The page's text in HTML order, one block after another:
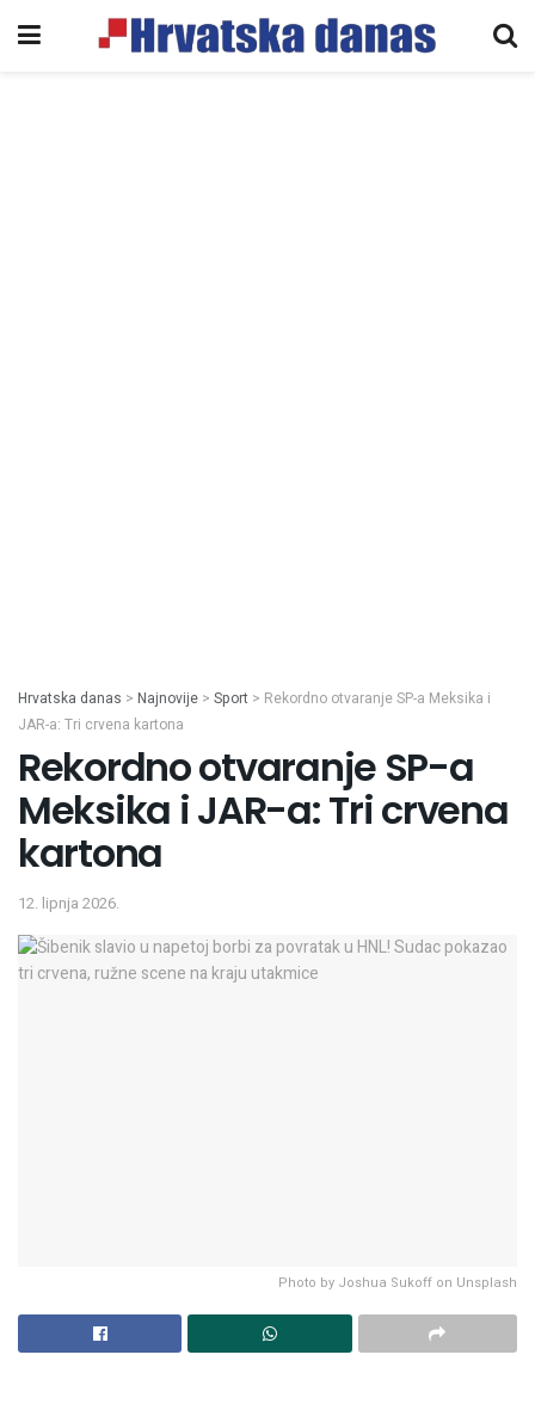
Hrvatska danas > Najnovije > Sport > Rekordno otvaranje SP-a Meksika i
JAR-a: Tri crvena kartona
Rekordno otvaranje SP-a
Meksika i JAR-a: Tri crvena
kartona
12. lipnja 2026.
Photo by Joshua Sukoff on Unsplash